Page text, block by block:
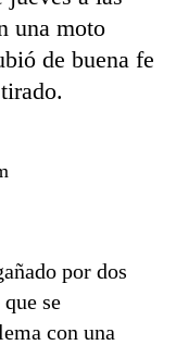
una moto
de buena fe
por dos
se
con una